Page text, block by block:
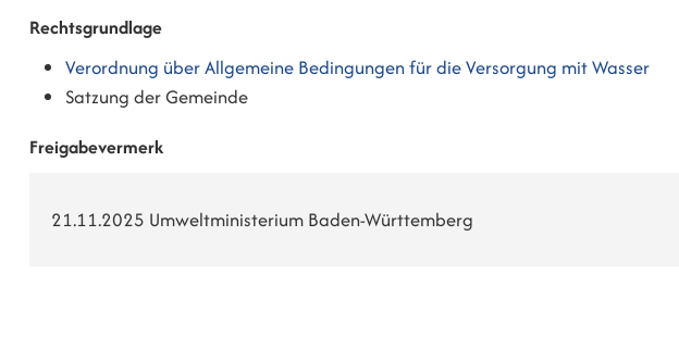
Rechtsgrundlage
Verordnung über Allgemeine Bedingungen für die Versorgung mit Wasser
Satzung der Gemeinde
Freigabevermerk
21.11.2025 Umweltministerium Baden-Württemberg